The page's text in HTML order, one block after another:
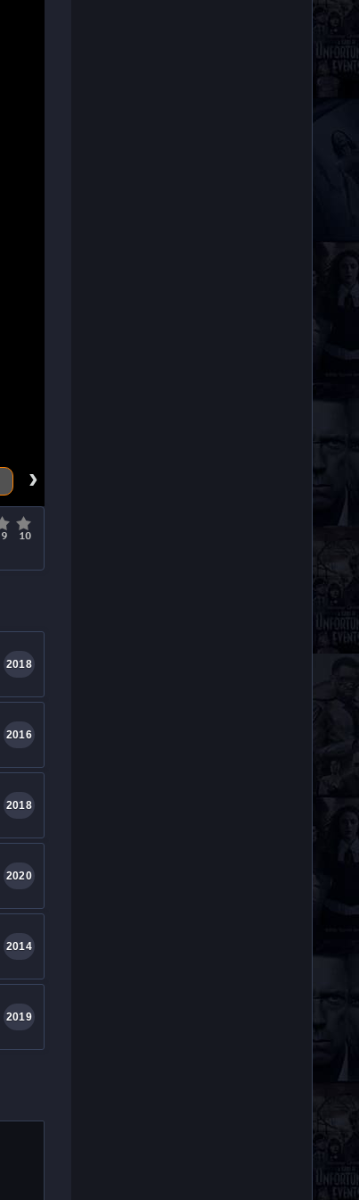
›
2018
2016
2018
2020
2014
2019